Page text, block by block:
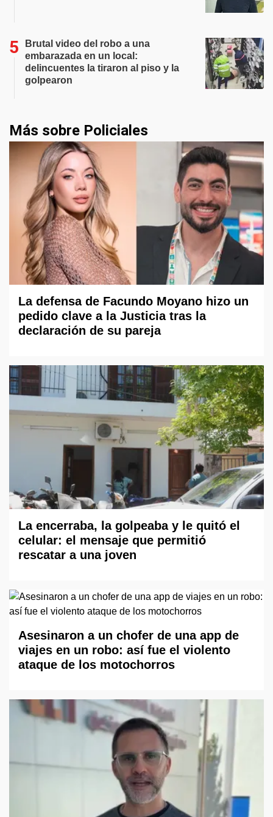
Brutal video del robo a una
embarazada en un local:
delincuentes la tiraron al piso y la
golpearon
Más sobre Policiales
La defensa de Facundo Moyano hizo un
pedido clave a la Justicia tras la
declaración de su pareja
La encerraba, la golpeaba y le quitó el
celular: el mensaje que permitió
rescatar a una joven
Asesinaron a un chofer de una app de
viajes en un robo: así fue el violento
ataque de los motochorros